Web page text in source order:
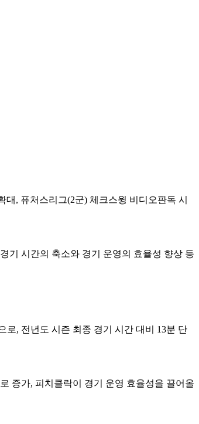
, 퓨처스리그(2군) 체크스윙 비디오판독 시
기 시간의 축소와 경기 운영의 효율성 향상 등
로, 전년도 시즌 최종 경기 시간 대비 13분 단
증가, 피치클락이 경기 운영 효율성을 끌어올